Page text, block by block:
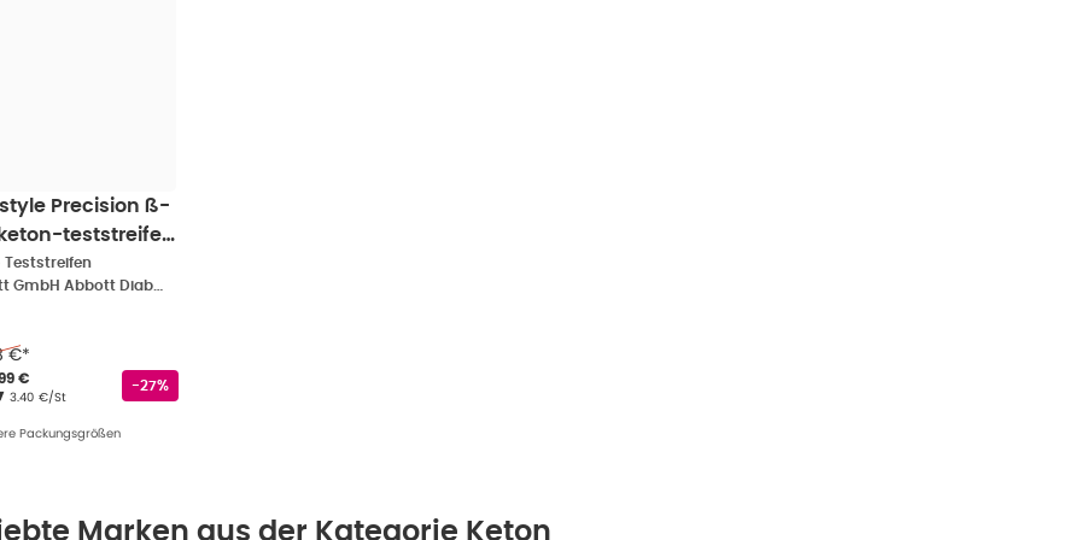
Precision ß-
teststreifen
Teststreifen
€*
:
€
Grundpreis
3.40 €/St
Rabattstempel
-27%
Packungsgrößen
Marken aus der Kategorie Keton